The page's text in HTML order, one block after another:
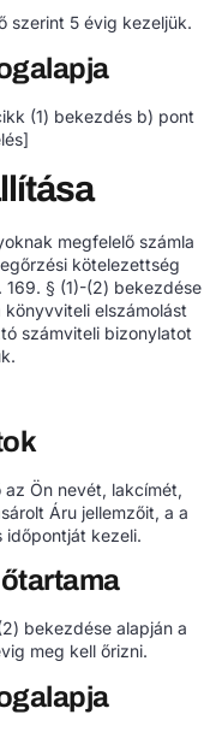
szerint 5 évig kezeljük.
(1) bekezdés b) pont
megfelelő számla
kötelezettség
§ (1)-(2) bekezdése
elszámolást
számviteli bizonylatot
Ön nevét, lakcímét,
Áru jellemzőit, a a
időpontját kezeli.
bekezdése alapján a
meg kell őrizni.